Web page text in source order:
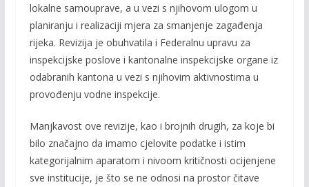
lokalne samouprave, a u vezi s njihovom ulogom u
planiranju i realizaciji mjera za smanjenje zagađenja
rijeka. Revizija je obuhvatila i Federalnu upravu za
inspekcijske poslove i kantonalne inspekcijske organe iz
odabranih kantona u vezi s njihovim aktivnostima u
provođenju vodne inspekcije.
Manjkavost ove revizije, kao i brojnih drugih, za koje bi
bilo značajno da imamo cjelovite podatke i istim
kategorijalnim aparatom i nivoom kritičnosti ocijenjene
sve institucije, je što se ne odnosi na prostor čitave